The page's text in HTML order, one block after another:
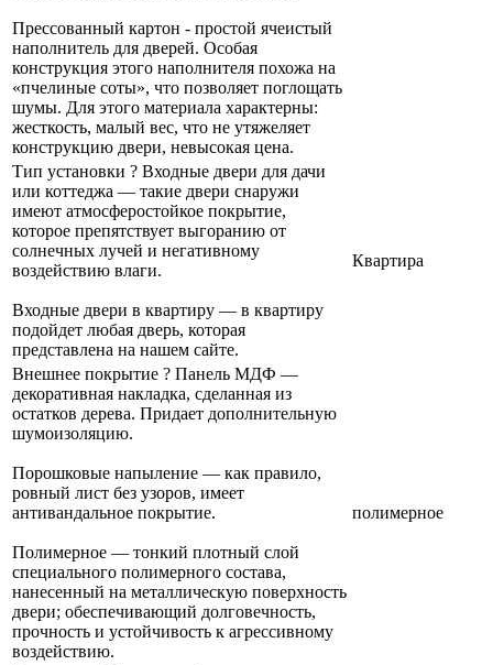
Прессованный картон - простой ячеистый
наполнитель для дверей. Особая
конструкция этого наполнителя похожа на
«пчелиные соты», что позволяет поглощать
шумы. Для этого материала характерны:
жесткость, малый вес, что не утяжеляет
конструкцию двери, невысокая цена.
Тип установки ? Входные двери для дачи
или коттеджа — такие двери снаружи
имеют атмосферостойкое покрытие,
которое препятствует выгоранию от
солнечных лучей и негативному
воздействию влаги.
Входные двери в квартиру — в квартиру
подойдет любая дверь, которая
представлена на нашем сайте.
Квартира
Внешнее покрытие ? Панель МДФ —
декоративная накладка, сделанная из
остатков дерева. Придает дополнительную
шумоизоляцию.
Порошковые напыление — как правило,
ровный лист без узоров, имеет
антивандальное покрытие.
Полимерное — тонкий плотный слой
специального полимерного состава,
нанесенный на металлическую поверхность
двери; обеспечивающий долговечность,
прочность и устойчивость к агрессивному
воздействию.
полимерное